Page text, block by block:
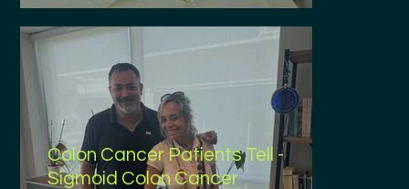
Colon Cancer Patients Tell -
Sigmoid Colon Cancer